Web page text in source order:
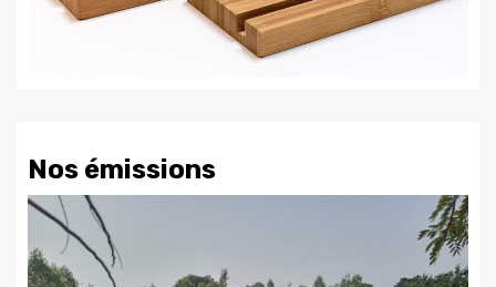
Nos émissions